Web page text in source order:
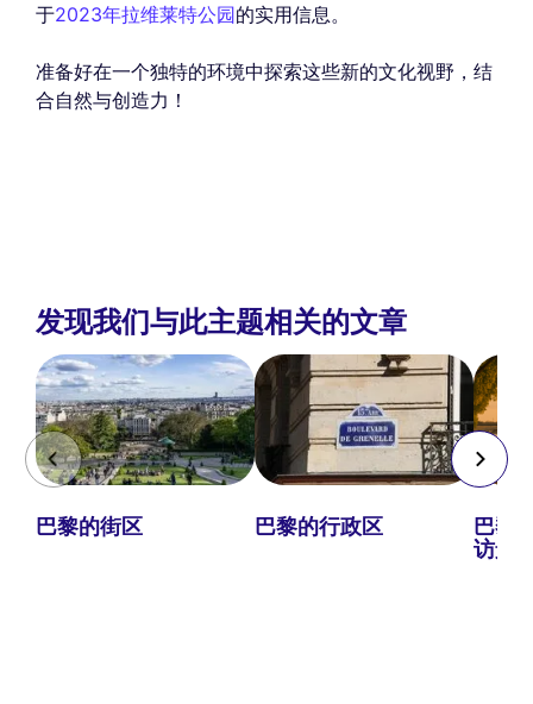
于2023年拉维莱特公园的实用信息。
准备好在一个独特的环境中探索这些新的文化视野，结
合自然与创造力！
发现我们与此主题相关的文章
巴黎的街区 巴黎的行政区
巴黎
访景